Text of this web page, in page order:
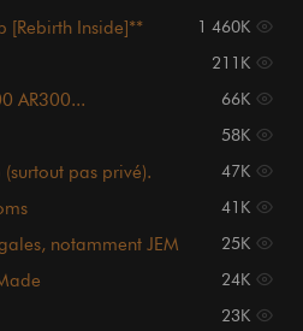
[Rebirth Inside]** 1 460K
211K
AR300... 66K
58K
pas privé). 47K
41K
notamment JEM 25K
24K
23K